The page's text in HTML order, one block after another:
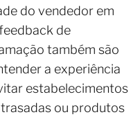
do vendedor em
de
também são
a experiência
estabelecimentos
ou produtos